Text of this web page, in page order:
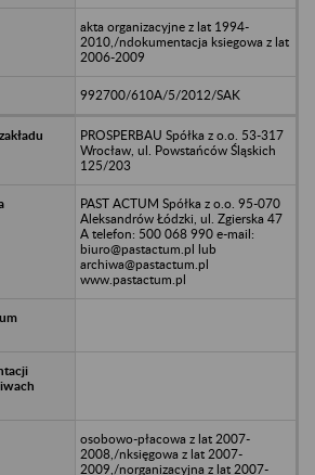
akta organizacyjne z lat 1994-
2010,/ndokumentacja ksiegowa z lat
2006-2009
992700/610A/5/2012/SAK
PROSPERBAU Spółka z o.o. 53-317
Wrocław, ul. Powstańców Śląskich
125/203
PAST ACTUM Spółka z o.o. 95-070
Aleksandrów Łódzki, ul. Zgierska 47
A telefon: 500 068 990 e-mail:
biuro@pastactum.pl lub
archiwa@pastactum.pl
www.pastactum.pl
osobowo-płacowa z lat 2007-
2008,/nksięgowa z lat 2007-
2009,/norganizacyjna z lat 2007-